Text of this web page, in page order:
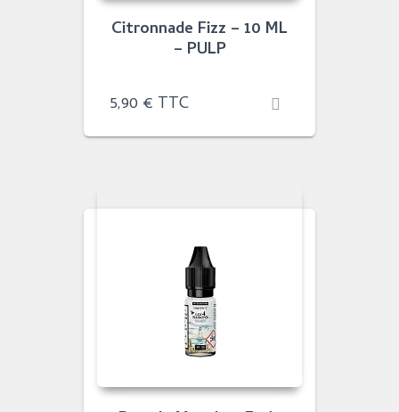
Citronnade Fizz – 10 ML
– PULP
5,90 € TTC